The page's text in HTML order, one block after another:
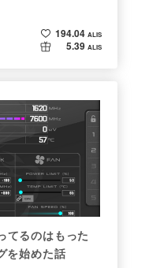
194.04 ALIS
5.39 ALIS
るのはもった
を始めた話